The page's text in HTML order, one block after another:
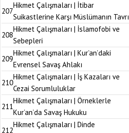
207
Hikmet Çalışmaları | İtibar
Suikastlerine Karşı Müslümanın Tavrı
208
Hikmet Çalışmaları | İslamofobi ve
Sebepleri
209
Hikmet Çalışmaları | Kur’an’daki
Evrensel Savaş Ahlakı
210
Hikmet Çalışmaları | İş Kazaları ve
Cezai Sorumluluklar
211
Hikmet Çalışmaları | Örneklerle
Kur’an’da Savaş Hukuku
212
Hikmet Çalışmaları | Dinde